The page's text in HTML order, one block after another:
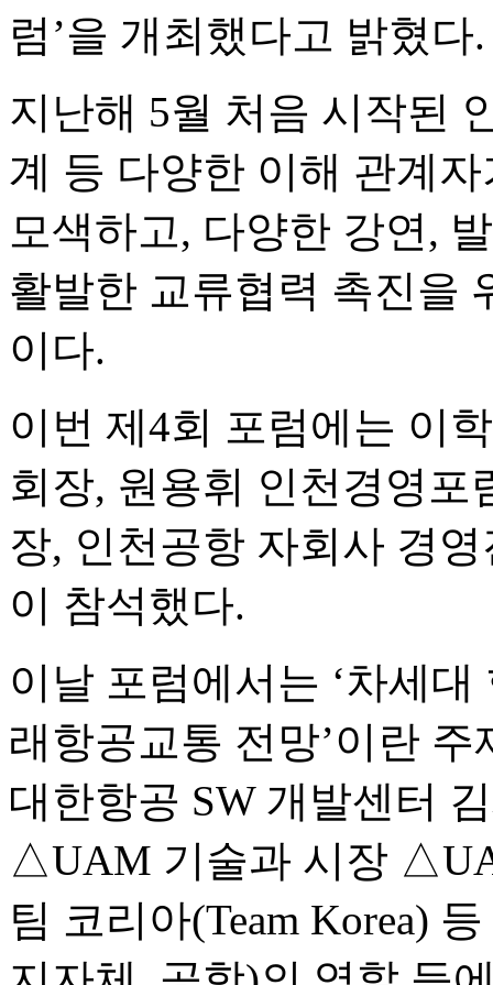
럼’을 개최했다고 밝혔다.
지난해 5월 처음 시작된
계 등 다양한 이해 관계
모색하고, 다양한 강연,
활발한 교류협력 촉진을
이다.
이번 제4회 포럼에는 이
회장, 원용휘 인천경영포
장, 인천공항 자회사 경
이 참석했다.
이날 포럼에서는 ‘차세
래항공교통 전망’이란
대한항공 SW 개발센터
△UAM 기술과 시장
팀 코리아(Team Korea)